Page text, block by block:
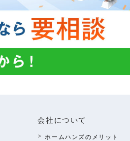
会社について
ホームハンズのメリット